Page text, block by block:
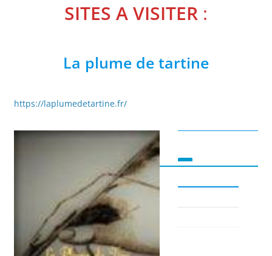
SITES A VISITER:
La plume de tartine
https://laplumedetartine.fr/